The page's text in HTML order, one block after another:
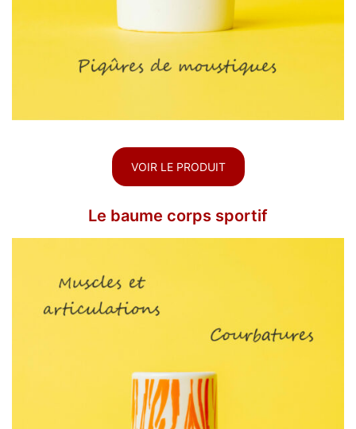
VOIR LE PRODUIT
Le baume corps sportif